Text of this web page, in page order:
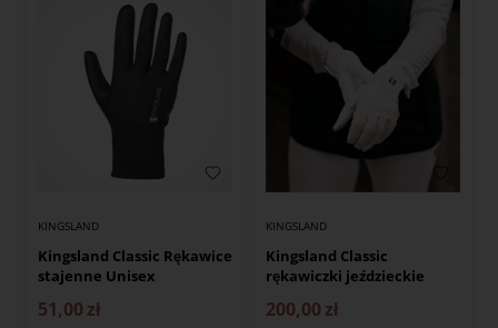
KINGSLAND
Kingsland Classic Rękawice
stajenne Unisex
51,00 zł
KINGSLAND
Kingsland Classic
rękawiczki jeździeckie
200,00 zł